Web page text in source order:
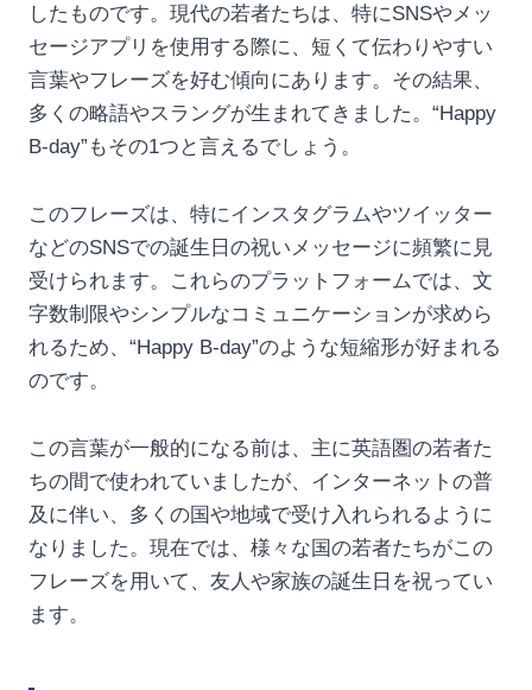
したものです。現代の若者たちは、特にSNSやメッ
セージアプリを使用する際に、短くて伝わりやすい
言葉やフレーズを好む傾向にあります。その結果、
多くの略語やスラングが生まれてきました。“Happy
B-day”もその1つと言えるでしょう。
このフレーズは、特にインスタグラムやツイッター
などのSNSでの誕生日の祝いメッセージに頻繁に見
受けられます。これらのプラットフォームでは、文
字数制限やシンプルなコミュニケーションが求めら
れるため、“Happy B-day”のような短縮形が好まれる
のです。
この言葉が一般的になる前は、主に英語圏の若者た
ちの間で使われていましたが、インターネットの普
及に伴い、多くの国や地域で受け入れられるように
なりました。現在では、様々な国の若者たちがこの
フレーズを用いて、友人や家族の誕生日を祝ってい
ます。